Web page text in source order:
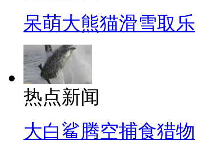
呆萌大熊猫滑雪取乐
热点新闻
大白鲨腾空捕食猎物